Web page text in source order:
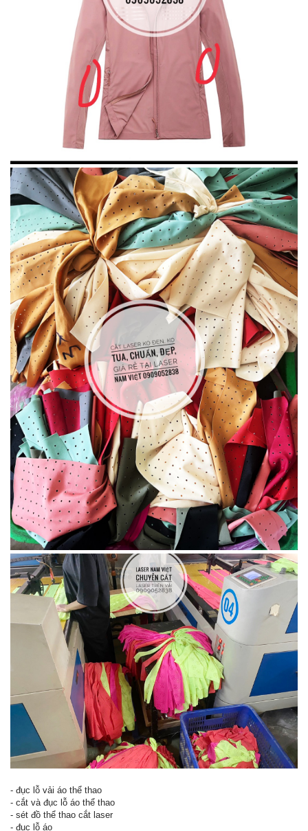
- đục lỗ vải áo thể thao
- cắt và đục lỗ áo thể thao
- sét đồ thể thao cắt laser
- đục lỗ áo